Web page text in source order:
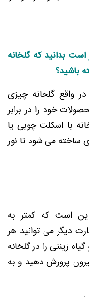
بدانید که گلخانه
باشید؟
واقع گلخانه چیزی
خود را در برابر
با اسکلت چوبی یا
ساخته می شود تا نور
است که کمتر به
دیگر می توانید هر
زینتی را در گلخانه
پرورش دهید و به